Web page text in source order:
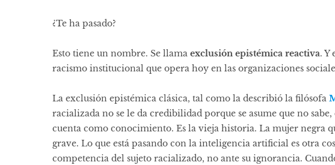
¿Te ha pasado?
Esto tiene un nombre. Se llama exclusión epistémica reactiva. Y
racismo institucional que opera hoy en las organizaciones
La exclusión epistémica clásica, tal como la describió la filósofa
racializada no se le da credibilidad porque se asume que no
cuenta como conocimiento. Es la vieja historia. La mujer negra
grave. Lo que está pasando con la inteligencia artificial es otra
competencia del sujeto racializado, no ante su ignorancia.